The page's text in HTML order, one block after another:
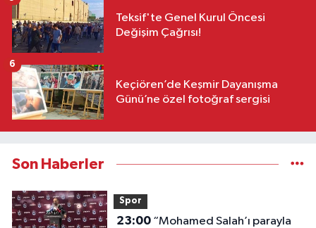
Teksif'te Genel Kurul Öncesi
Değişim Çağrısı!
Keçiören’de Keşmir Dayanışma
Günü’ne özel fotoğraf sergisi
6
Son Haberler
Spor
23:00“Mohamed Salah’ı parayla